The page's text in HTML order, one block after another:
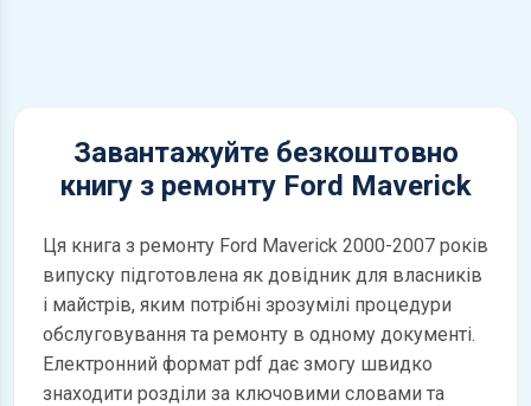
Завантажуйте безкоштовно
книгу з ремонту Ford Maverick
Ця книга з ремонту Ford Maverick 2000-2007 років
випуску підготовлена як довідник для власників
і майстрів, яким потрібні зрозумілі процедури
обслуговування та ремонту в одному документі.
Електронний формат pdf дає змогу швидко
знаходити розділи за ключовими словами та